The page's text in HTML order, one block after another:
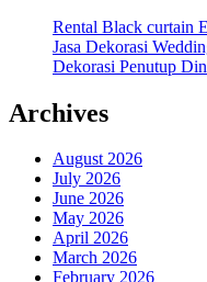
Rental Black curtain
Jasa Dekorasi
Dekorasi Penutup
Archives
August 2026
July 2026
June 2026
May 2026
April 2026
March 2026
February 2026